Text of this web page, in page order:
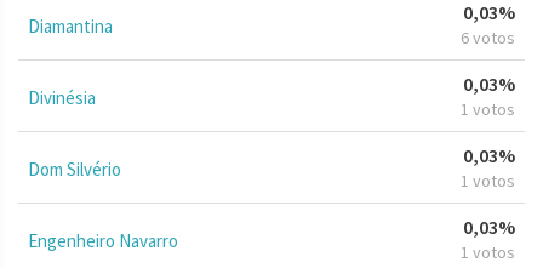
Diamantina
0,03%
6 votos
Divinésia
0,03%
1 votos
Dom Silvério
0,03%
1 votos
Engenheiro Navarro
0,03%
1 votos